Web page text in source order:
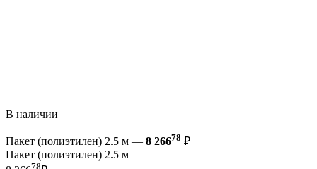
В наличии
Пакет (полиэтилен) 2.5 м — 8 26678 ₽
Пакет (полиэтилен) 2.5 м
78